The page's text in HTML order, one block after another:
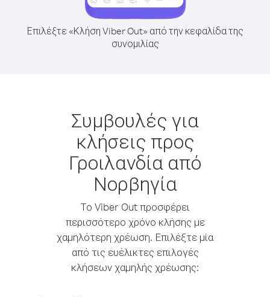
Επιλέξτε «Κλήση Viber Out» από την κεφαλίδα της
συνομιλίας
Συμβουλές για
κλήσεις προς
Γροιλανδία από
Νορβηγία
Το Viber Out προσφέρει
περισσότερο χρόνο κλήσης με
χαμηλότερη χρέωση. Επιλέξτε μία
από τις ευέλικτες επιλογές
κλήσεων χαμηλής χρέωσης: